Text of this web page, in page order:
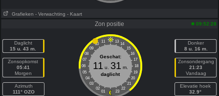
Grafieken - Verwachting - Kaart
Zon positie 09:52:28
Daglicht
15 u. 43 m.
Zonsopkomst
05:41
Morgen
Azimuth
111° OZO
11 13
10
14
09
15
08
16
07
17
06
18
05
19
04
20
03
21
02
22
01 23
Geschat:
11 u. 31 m.
daglicht
Donker
8 u. 16 m.
Zonsondergang
21:23
Vandaag
Elevatie hoek
32.9°